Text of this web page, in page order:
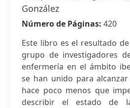
González
Número de Páginas: 420
Este libro es el resultado
grupo de investigadores
enfermería en el ámbito
se han unido para
hace poco menos que
describir el estado de